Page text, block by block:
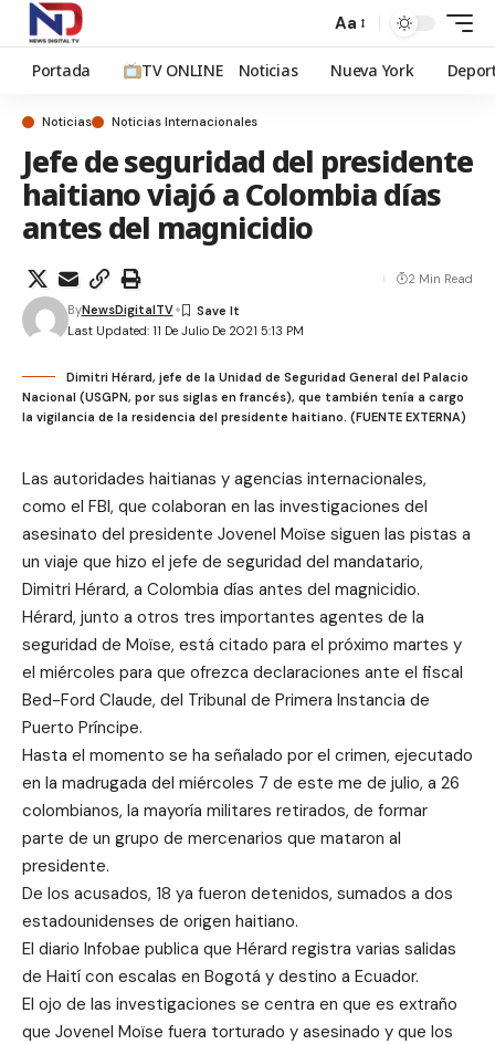
Aa
Portada TV ONLINE Noticias Nueva York
Noticias Noticias Internacionales
Jefe de seguridad del presidente
haitiano viajó a Colombia días
antes del magnicidio
Last Updated: 11 De Julio De 2021 5:13 PM
ByNewsDigitalTV
2 Min Read
Dimitri Hérard, jefe de la Unidad de Seguridad General del Palacio
Nacional (USGPN, por sus siglas en francés), que también tenía a cargo
la vigilancia de la residencia del presidente haitiano. (FUENTE EXTERNA)
Las autoridades haitianas y agencias internacionales,
como el FBI, que colaboran en las investigaciones del
asesinato del presidente Jovenel Moïse siguen las pistas a
un viaje que hizo el jefe de seguridad del mandatario,
Dimitri Hérard, a Colombia días antes del magnicidio.
Hérard, junto a otros tres importantes agentes de la
seguridad de Moïse, está citado para el próximo martes y
el miércoles para que ofrezca declaraciones ante el fiscal
Bed-Ford Claude, del Tribunal de Primera Instancia de
Puerto Príncipe.
Hasta el momento se ha señalado por el crimen, ejecutado
en la madrugada del miércoles 7 de este me de julio, a 26
colombianos, la mayoría militares retirados, de formar
parte de un grupo de mercenarios que mataron al
presidente.
De los acusados, 18 ya fueron detenidos, sumados a dos
estadounidenses de origen haitiano.
El diario Infobae publica que Hérard registra varias salidas
de Haití con escalas en Bogotá y destino a Ecuador.
El ojo de las investigaciones se centra en que es extraño
que Jovenel Moïse fuera torturado y asesinado y que los